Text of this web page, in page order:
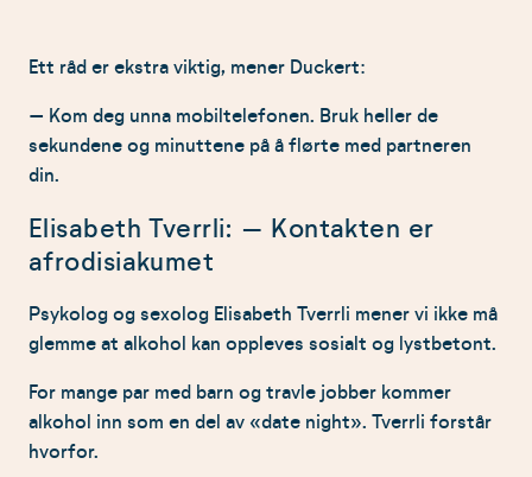
Ett råd er ekstra viktig, mener Duckert:
– Kom deg unna mobiltelefonen. Bruk heller de
sekundene og minuttene på å flørte med partneren
din.
Elisabeth Tverrli: – Kontakten er
afrodisiakumet
Psykolog og sexolog Elisabeth Tverrli mener vi ikke må
glemme at alkohol kan oppleves sosialt og lystbetont.
For mange par med barn og travle jobber kommer
alkohol inn som en del av «date night». Tverrli forstår
hvorfor.